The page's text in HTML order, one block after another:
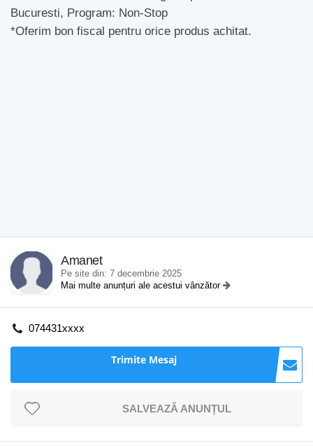
Bucuresti, Program: Non-Stop
*Oferim bon fiscal pentru orice produs achitat.
Amanet
Pe site din: 7 decembrie 2025
Mai multe anunțuri ale acestui vânzător
074431xxxx
Trimite Mesaj
SALVEAZĂ ANUNȚUL